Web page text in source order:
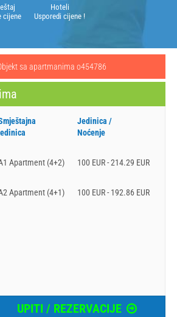
cijene
Hoteli
Usporedi cijene !
sa apartmanima o454786
Jedinica /
Noćenje
Apartment (4+2) 100 EUR - 214.29 EUR
Apartment (4+1) 100 EUR - 192.86 EUR
UPITI / REZERVACIJE